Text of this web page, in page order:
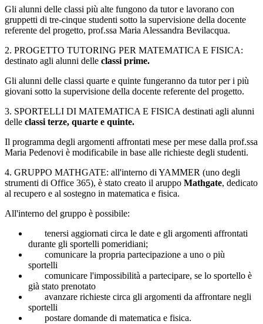
Gli alunni delle classi più alte fungono da tutor e lavorano con
gruppetti di tre-cinque studenti sotto la supervisione della docente
referente del progetto, prof.ssa Maria Alessandra Bevilacqua.
2. PROGETTO TUTORING PER MATEMATICA E FISICA:
destinato agli alunni delle classi prime.
Gli alunni delle classi quarte e quinte fungeranno da tutor per i più
giovani sotto la supervisione della docente referente del progetto.
3. SPORTELLI DI MATEMATICA E FISICA destinati agli alunni
delle classi terze, quarte e quinte.
Il programma degli argomenti affrontati mese per mese dalla prof.ssa
Maria Pedenovi è modificabile in base alle richieste degli studenti.
4. GRUPPO MATHGATE: all'interno di YAMMER (uno degli
strumenti di Office 365), è stato creato il aruppo Mathgate, dedicato
al recupero e al sostegno in matematica e fisica.
All'interno del gruppo è possibile:
tenersi aggiornati circa le date e gli argomenti affrontati
durante gli sportelli pomeridiani;
comunicare la propria partecipazione a uno o più
sportelli
comunicare l'impossibilità a partecipare, se lo sportello è
già stato prenotato
avanzare richieste circa gli argomenti da affrontare negli
sportelli
postare domande di matematica e fisica.